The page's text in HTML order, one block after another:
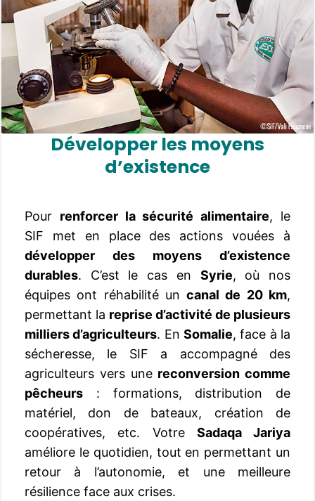
Développer les moyens
d’existence
Pour renforcer la sécurité alimentaire, le
SIF met en place des actions vouées à
développer des moyens d’existence
durables. C’est le cas en Syrie, où nos
équipes ont réhabilité uncanal de 20 km,
permettant la reprise d’activité de plusieurs
milliers d’agriculteurs. EnSomalie, face à la
sécheresse, le SIF a accompagné des
agriculteurs vers une reconversion comme
pêcheurs : formations, distribution de
matériel, don de bateaux, création de
coopératives, etc. Votre Sadaqa Jariya
améliore le quotidien, tout en permettant un
retour à l’autonomie, et une meilleure
résilience face aux crises.